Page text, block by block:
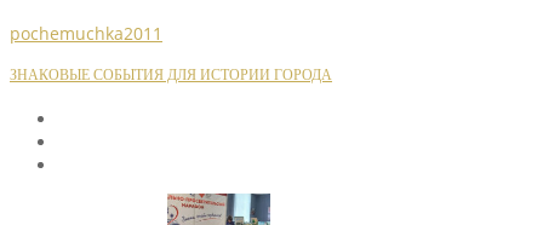
pochemuchka2011
ЗНАКОВЫЕ СОБЫТИЯ ДЛЯ ИСТОРИИ ГОРОДА